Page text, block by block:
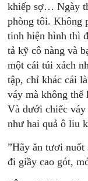
khiếp sợ… Ngày
phòng tôi. Không
tinh hiện hình thì
tả kỹ cô nàng và
một cái túi xách
tập, chỉ khác cái
váy mà không thể
Và dưới chiếc váy
như hai quả ô liu
”Hãy ăn tươi
đi giầy cao gót,